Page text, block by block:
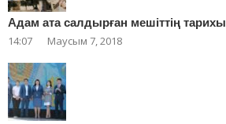
Адам ата салдырған мешіттің тарихы
14:07 Маусым 7, 2018